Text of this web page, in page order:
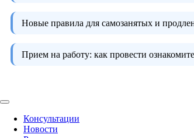
Новые правила для самозанятых и
Прием на работу: как провести
Консультации
Новости